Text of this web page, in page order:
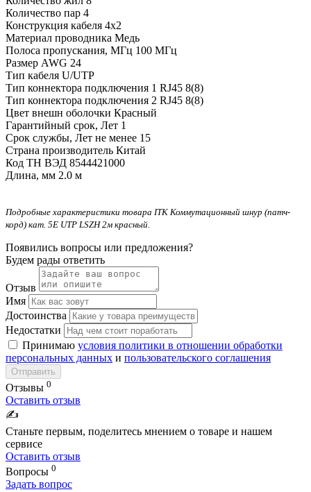
Количество пар 4
Конструкция кабеля 4x2
Материал проводника Медь
Полоса пропускания, МГц 100 МГц
Размер AWG 24
Тип кабеля U/UTP
Тип коннектора подключения 1 RJ45 8(8)
Тип коннектора подключения 2 RJ45 8(8)
Цвет внешн оболочки Красный
Гарантийный срок, Лет 1
Срок службы, Лет не менее 15
Страна производитель Китай
Код ТН ВЭД 8544421000
Длина, мм 2.0 м
Подробные характеристики товара ITK Коммутационный шнур (патч-
корд) кат. 5Е UTP LSZH 2м красный.
Появились вопросы или предложения?
Будем рады ответить
Отзыв
Имя
Достоинства
Недостатки
Принимаю условия политики в отношении обработки
персональных данных и пользовательского соглашения
Отправить
Отзывы 0
Оставить отзыв
✍️
Станьте первым, поделитесь мнением о товаре и нашем
сервисе
Оставить отзыв
Вопросы 0
Задать вопрос